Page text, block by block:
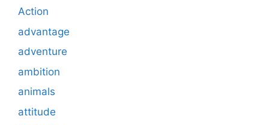
Action
advantage
adventure
ambition
animals
attitude